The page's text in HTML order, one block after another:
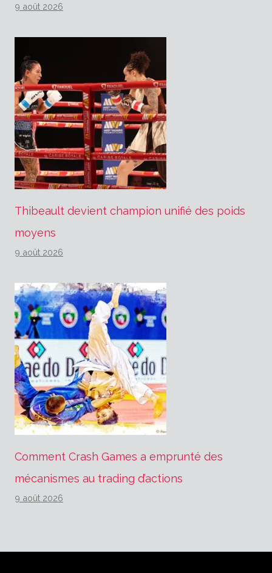
9 août 2026
Thibeault devient champion unifié des poids
moyens
9 août 2026
Comment Crash Games a emprunté des
mécanismes au trading d’actions
9 août 2026